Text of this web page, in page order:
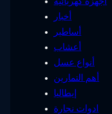
أخبار
أساطير
أعشاب
أنواع عسل
أهم التمارين
إيطاليا
ادوات نجارة